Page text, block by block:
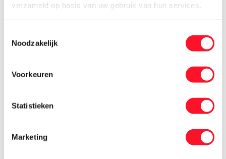
verzameld op basis van uw gebruik van hun services.
Noodzakelijk
Voorkeuren
Statistieken
Marketing